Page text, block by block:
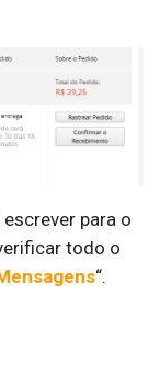
para o
todo o
“.